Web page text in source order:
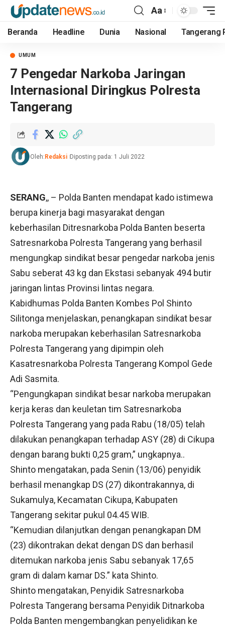
Aa
Beranda Headline Dunia Nasional Tangerang
UMUM
7 Pengedar Narkoba Jaringan
Internasional Diringkus Polresta
Tangerang
Oleh: Redaksi Diposting pada: 1 Juli 2022
SERANG,, – Polda Banten mendapat kado istimewa
berupa kinerja bagi masyarakat dengan
keberhasilan Ditresnarkoba Polda Banten beserta
Satresnarkoba Polresta Tangerang yang berhasil
mengungkap sindikat besar pengedar narkoba jenis
Sabu seberat 43 kg dan Ekstasi sebanyak 494 butir
jaringan lintas Provinsi lintas negara.
Kabidhumas Polda Banten Kombes Pol Shinto
Silitonga menjelaskan, penangkapan sindikat besar
narkoba merupakan keberhasilan Satresnarkoba
Polresta Tangerang yang dipimpin oleh
Kasatresnarkoba Polresta Tangerang Kompol Gede
Adi Sasmita.
“Pengungkapan sindikat besar narkoba merupakan
kerja keras dan keuletan tim Satresnarkoba
Polresta Tangerang yang pada Rabu (18/05) telah
dilakukan penangkapan terhadap ASY (28) di Cikupa
dengan barang bukti 0,25 gram,” ungkapnya..
Shinto mengatakan, pada Senin (13/06) penyidik
berhasil menangkap DS (27) dikontrakannya, di
Sukamulya, Kecamatan Cikupa, Kabupaten
Tangerang sekitar pukul 04.45 WIB.
“Kemudian dilanjutkan dengan penangkapan DM
(23) dikontrakan dekat dengan DS dan berhasil
ditemukan narkoba jenis Sabu sebanyak 17,65
gram di dalam kamar DS.” kata Shinto.
Shinto mengatakan, Penyidik Satresnarkoba
Polresta Tangerang bersama Penyidik Ditnarkoba
Polda Banten mengembangkan penyelidikan ke